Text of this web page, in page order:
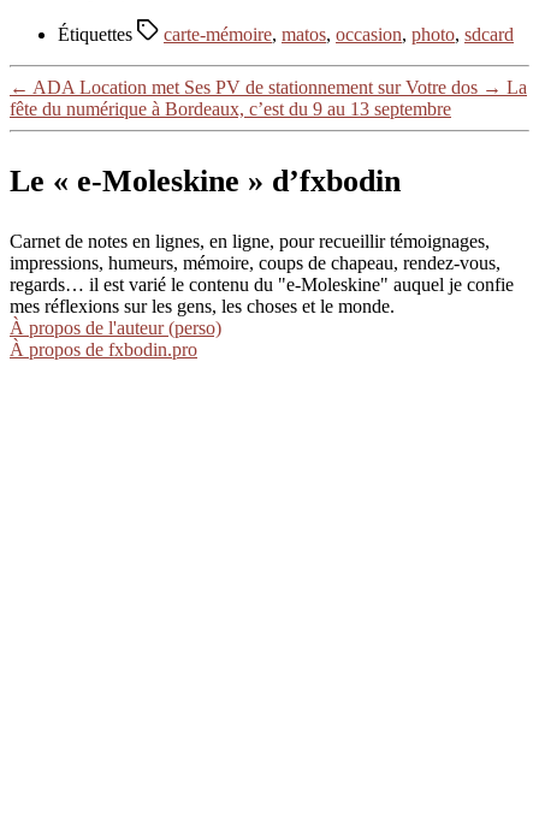
Étiquettes carte-mémoire, matos, occasion, photo, sdcard
← ADA Location met Ses PV de stationnement sur Votre dos → La
fête du numérique à Bordeaux, c’est du 9 au 13 septembre
Le « e-Moleskine » d’fxbodin
Carnet de notes en lignes, en ligne, pour recueillir témoignages,
impressions, humeurs, mémoire, coups de chapeau, rendez-vous,
regards… il est varié le contenu du "e-Moleskine" auquel je confie
mes réflexions sur les gens, les choses et le monde.
À propos de l'auteur (perso)
À propos de fxbodin.pro